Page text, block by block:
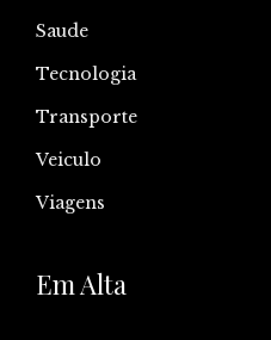
Saude
Tecnologia
Transporte
Veiculo
Viagens
Em Alta